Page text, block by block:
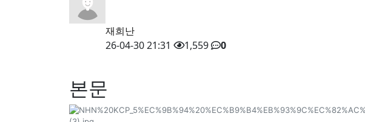
재희난
26-04-30 21:31
1,559
0
본문